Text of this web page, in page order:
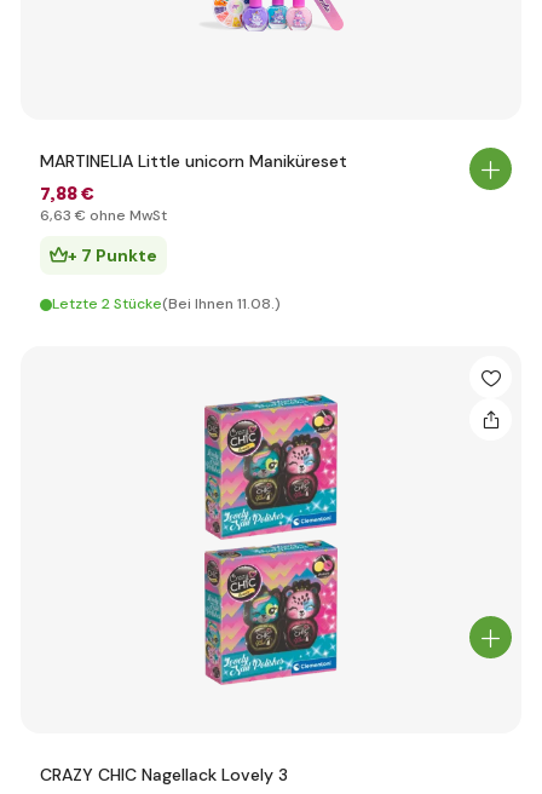
MARTINELIA Little unicorn Maniküreset
7,88 €
6,63 € ohne MwSt
+ 7 Punkte
Letzte 2 Stücke(Bei Ihnen 11.08.)
CRAZY CHIC Nagellack Lovely 3